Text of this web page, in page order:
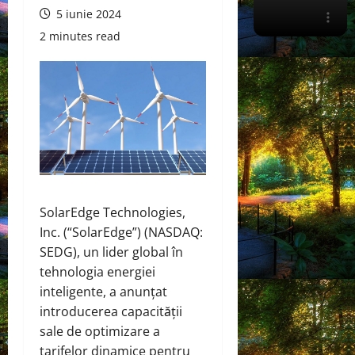
5 iunie 2024
2 minutes read
SolarEdge Technologies,
Inc. (“SolarEdge”) (NASDAQ:
SEDG), un lider global în
tehnologia energiei
inteligente, a anunțat
introducerea capacității
sale de optimizare a
tarifelor dinamice pentru